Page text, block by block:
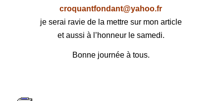
croquantfondant@yahoo.fr
je serai ravie de la mettre sur mon article
et aussi à l’honneur le samedi.
Bonne journée à tous.